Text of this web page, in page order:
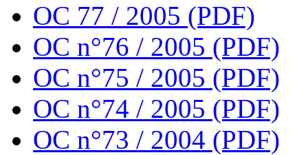
OC 77 / 2005 (PDF)
OC n°76 / 2005 (PDF)
OC n°75 / 2005 (PDF)
OC n°74 / 2005 (PDF)
OC n°73 / 2004 (PDF)